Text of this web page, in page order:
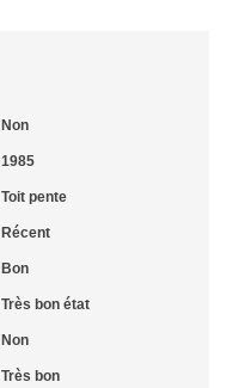
Non
1985
Toit pente
Récent
Bon
Très bon état
Non
Très bon